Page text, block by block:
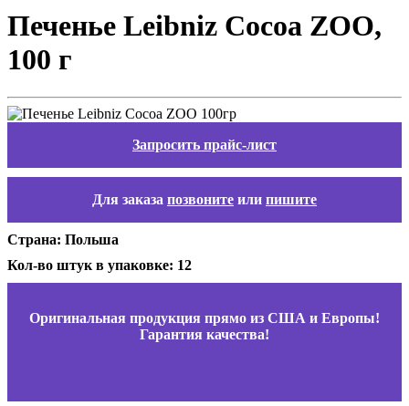
Печенье Leibniz Cocoa ZOO,
100 г
Запросить прайс-лист
Для заказа позвоните или пишите
Страна: Польша
Кол-во штук в упаковке: 12
Оригинальная продукция прямо из США и Европы!
Гарантия качества!